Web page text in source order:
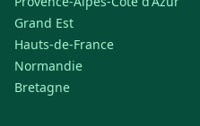
Grand Est
Hauts-de-France
Normandie
Bretagne